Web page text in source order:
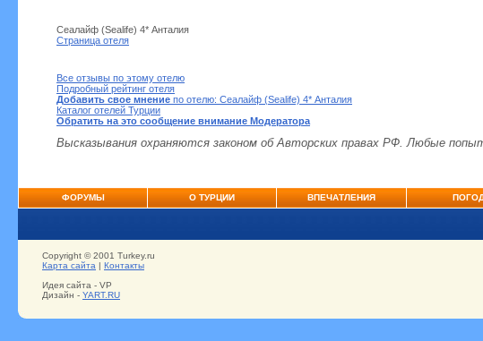
Сеалайф (Sealife) 4* Анталия
Страница отеля
Все отзывы по этому отелю
Подробный рейтинг отеля
Добавить свое мнение по отелю: Сеалайф (Sealife) 4* Анталия
Каталог отелей Турции
Обратить на это сообщение внимание Модератора
Высказывания охраняются законом об Авторских правах РФ. Любые
ФОРУМЫ О ТУРЦИИ ВПЕЧАТЛЕНИЯ
Copyright © 2001 Turkey.ru
Карта сайта | Контакты
Идея сайта - VP
Дизайн - YART.RU